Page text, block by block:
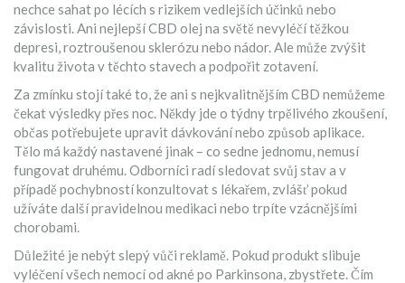
nechce sahat po lécích s rizikem vedlejších účinků nebo
závislosti. Ani nejlepší CBD olej na světě nevyléčí těžkou
depresi, roztroušenou sklerózu nebo nádor. Ale může zvýšit
kvalitu života v těchto stavech a podpořit zotavení.
Za zmínku stojí také to, že ani s nejkvalitnějším CBD nemůžeme
čekat výsledky přes noc. Někdy jde o týdny trpělivého zkoušení,
občas potřebujete upravit dávkování nebo způsob aplikace.
Tělo má každý nastavené jinak – co sedne jednomu, nemusí
fungovat druhému. Odborníci radí sledovat svůj stav a v
případě pochybností konzultovat s lékařem, zvlášť pokud
užíváte další pravidelnou medikaci nebo trpíte vzácnějšími
chorobami.
Důležité je nebýt slepý vůči reklamě. Pokud produkt slibuje
vyléčení všech nemocí od akné po Parkinsona, zbystřete. Čím